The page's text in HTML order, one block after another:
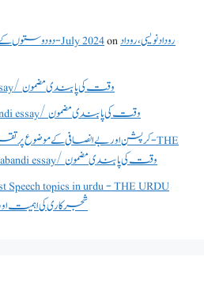
دو دوستوں کے درمیان علم کے فوائد پر مکالمہ - July 2024onروداد نویسی ،روداد
waqt ki pabandi essay/ وقت کی پابندی مضمون
waqt ki pabandi essay/ وقت کی پابندی مضمون
waqt ki pabandi essay/ وقت کی پابندی مضمون
Speech topics in urdu - THE URDU
شجرکاری کی اہمیت